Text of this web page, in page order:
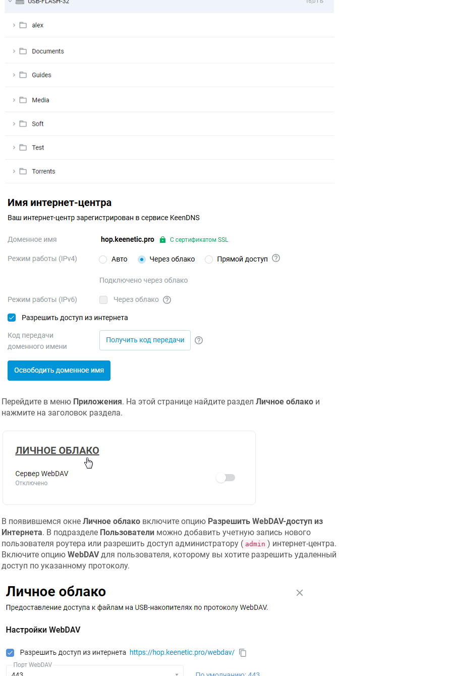
Перейдите в меню Приложения. На этой странице найдите раздел Личное облакои
нажмите на заголовок раздела.
В появившемся окне Личное облаковключите опцию Разрешить WebDAV-доступ из
Интернета. В подразделе Пользователиможно добавить учетную запись нового
пользователя роутера или разрешить доступ администратору ( admin ) интернет-центра.
Включите опцию WebDAVдля пользователя, которому вы хотите разрешить удаленный
доступ по указанному протоколу.